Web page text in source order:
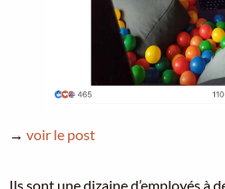
→ voir le post
Ils sont une dizaine d’employés à